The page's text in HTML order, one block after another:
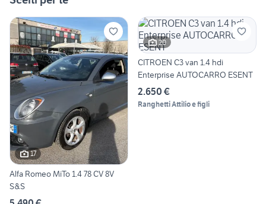
17
Alfa Romeo MiTo 1.4 78 CV 8V
S&S
20
CITROEN C3 van 1.4 hdi
Enterprise AUTOCARRO ESENT
2.650 €
Ranghetti Attilio e figli